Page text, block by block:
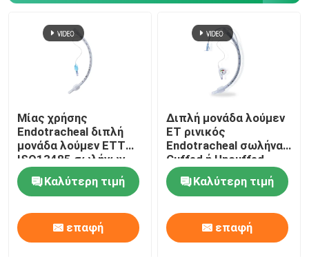
Μίας χρήσης
Endotracheal διπλή
μονάδα λούμεν ETT
ISO13485 σωλήνων
Orotracheal
επικυρωμένη
Καλύτερη τιμή
επαφή
Διπλή μονάδα λούμεν
ET ρινικός
Endotracheal σωλήνας
Cuffed ή Uncuffed
Καλύτερη τιμή
επαφή